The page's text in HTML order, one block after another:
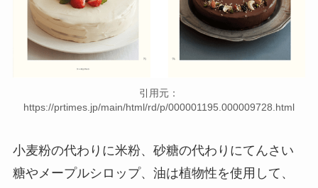
引用元：
https://prtimes.jp/main/html/rd/p/000001195.000009728.html
小麦粉の代わりに米粉、砂糖の代わりにてんさい
糖やメープルシロップ、油は植物性を使用して、